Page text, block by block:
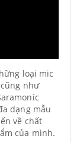
loại mic
như
dạng mẫu
về chất
của mình.